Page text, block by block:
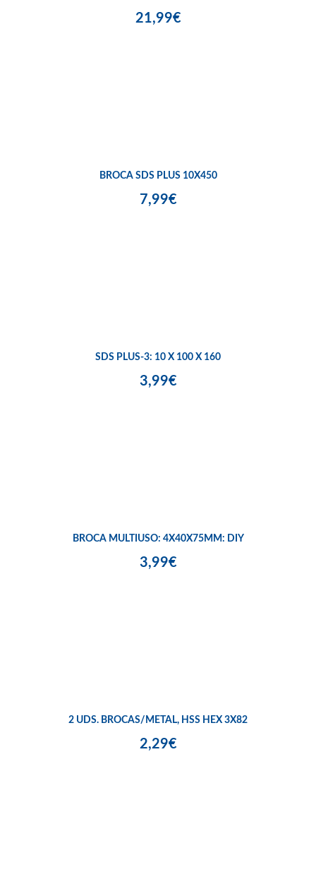
21,99€
BROCA SDS PLUS 10X450
7,99€
SDS PLUS-3: 10 X 100 X 160
3,99€
BROCA MULTIUSO: 4X40X75MM: DIY
3,99€
2 UDS. BROCAS/METAL, HSS HEX 3X82
2,29€